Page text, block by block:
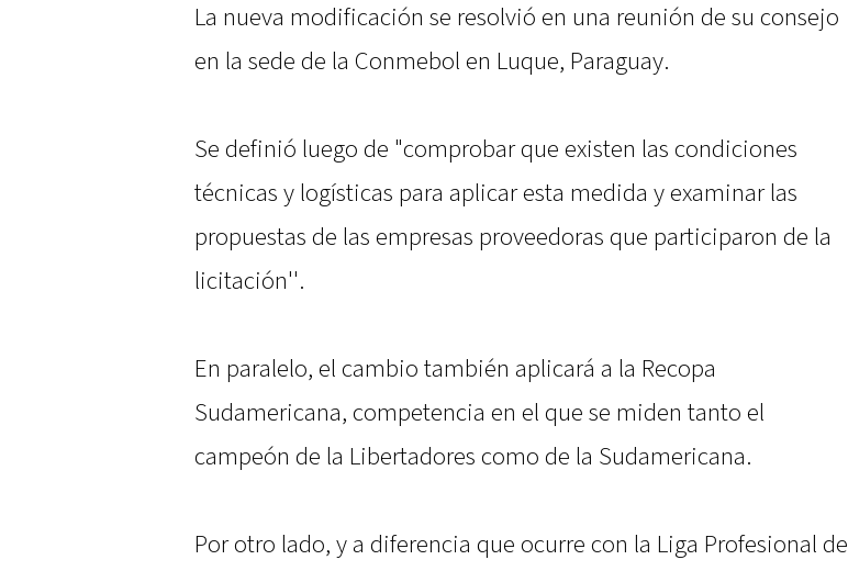
La nueva modificación se resolvió en una reunión de su consejo
en la sede de la Conmebol en Luque, Paraguay.
Se definió luego de "comprobar que existen las condiciones
técnicas y logísticas para aplicar esta medida y examinar las
propuestas de las empresas proveedoras que participaron de la
licitación''.
En paralelo, el cambio también aplicará a la Recopa
Sudamericana, competencia en el que se miden tanto el
campeón de la Libertadores como de la Sudamericana.
Por otro lado, y a diferencia que ocurre con la Liga Profesional de